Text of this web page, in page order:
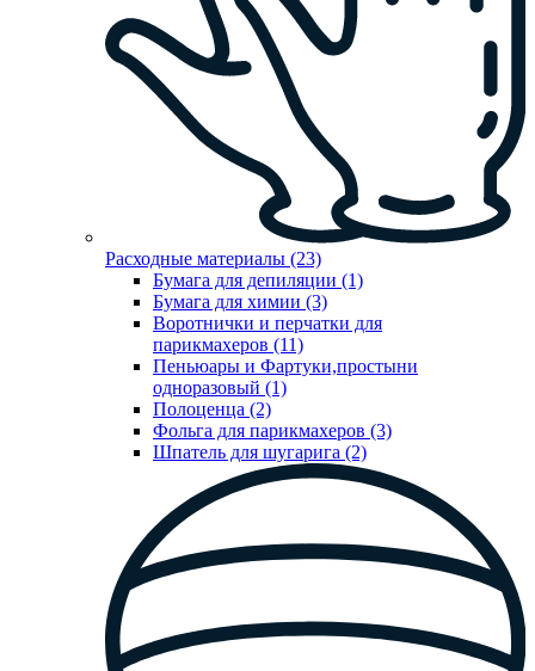
Расходные материалы (23)
Бумага для депиляции (1)
Бумага для химии (3)
Воротнички и перчатки для
парикмахеров (11)
Пеньюары и Фартуки,простыни
одноразовый (1)
Полоценца (2)
Фольга для парикмахеров (3)
Шпатель для шугарига (2)